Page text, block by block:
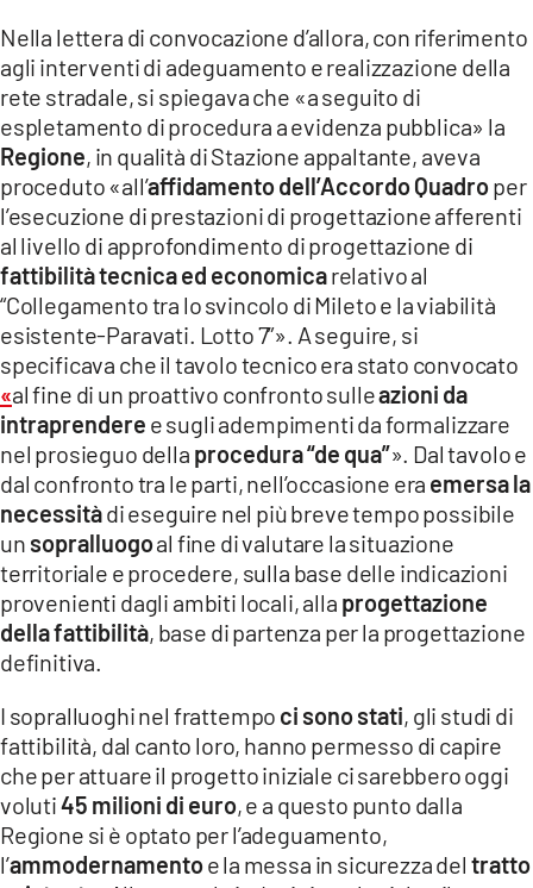
Nella lettera di convocazione d’allora, con riferimento
agli interventi di adeguamento e realizzazione della
rete stradale, si spiegava che «a seguito di
espletamento di procedura a evidenza pubblica» la
Regione, in qualità di Stazione appaltante, aveva
proceduto «all’affidamento dell’Accordo Quadroper
l’esecuzione di prestazioni di progettazione afferenti
al livello di approfondimento di progettazione di
fattibilità tecnica ed economicarelativo al
“Collegamento tra lo svincolo di Mileto e la viabilità
esistente-Paravati. Lotto 7”». A seguire, si
specificava che il tavolo tecnico era stato convocato
«al fine di un proattivo confronto sulleazioni da
intraprendere e sugli adempimenti da formalizzare
nel prosieguo della procedura “de qua”». Dal tavolo e
dal confronto tra le parti, nell’occasione era emersa la
necessitàdi eseguire nel più breve tempo possibile
un sopralluogoal fine di valutare la situazione
territoriale e procedere, sulla base delle indicazioni
provenienti dagli ambiti locali, alla progettazione
della fattibilità, base di partenza per la progettazione
definitiva.
I sopralluoghi nel frattempo ci sono stati, gli studi di
fattibilità, dal canto loro, hanno permesso di capire
che per attuare il progetto iniziale ci sarebbero oggi
voluti45 milioni di euro, e a questo punto dalla
Regione si è optato per l’adeguamento,
l’ammodernamentoe la messa in sicurezza del tratto